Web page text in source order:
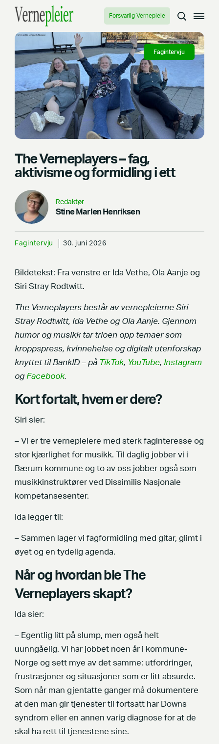
Forsvarlig Vernepleie
Fagintervju
The Verneplayers – fag,
aktivisme og formidling i ett
Redaktør
Stine Marlen Henriksen
Fagintervju 30. juni 2026
Bildetekst: Fra venstre er Ida Vethe, Ola Aanje og
Siri Stray Rodtwitt.
The Verneplayers består av vernepleierne Siri
Stray Rodtwitt, Ida Vethe og Ola Aanje. Gjennom
humor og musikk tar trioen opp temaer som
kroppspress, kvinnehelse og digitalt utenforskap
knyttet til BankID – på TikTok, YouTube, Instagram
ogFacebook.
Kort fortalt, hvem er dere?
Siri sier:
– Vi er tre vernepleiere med sterk faginteresse og
stor kjærlighet for musikk. Til daglig jobber vi i
Bærum kommune og to av oss jobber også som
musikkinstruktører ved Dissimilis Nasjonale
kompetansesenter.
Ida legger til:
– Sammen lager vi fagformidling med gitar, glimt i
øyet og en tydelig agenda.
Når og hvordan ble The
Verneplayers skapt?
Ida sier:
– Egentlig litt på slump, men også helt
uunngåelig. Vi har jobbet noen år i kommune-
Norge og sett mye av det samme: utfordringer,
frustrasjoner og situasjoner som er litt absurde.
Som når man gjentatte ganger må dokumentere
at den man gir tjenester til fortsatt har Downs
syndrom eller en annen varig diagnose for at de
skal ha rett til tjenestene sine.